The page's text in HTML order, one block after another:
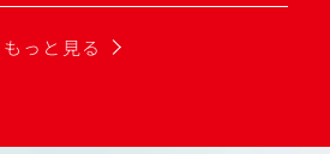
もっと見る